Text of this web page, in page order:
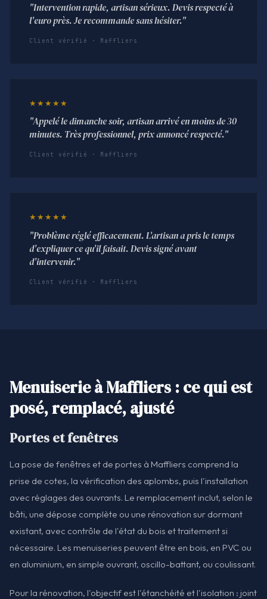
"Intervention rapide, artisan sérieux. Devis respecté à
l'euro près. Je recommande sans hésiter."
Client vérifié · Maffliers
★★★★★
"Appelé le dimanche soir, artisan arrivé en moins de 30
minutes. Très professionnel, prix annoncé respecté."
Client vérifié · Maffliers
★★★★★
"Problème réglé efficacement. L'artisan a pris le temps
d'expliquer ce qu'il faisait. Devis signé avant
d'intervenir."
Client vérifié · Maffliers
Menuiserie à Maffliers : ce qui est
posé, remplacé, ajusté
Portes et fenêtres
La pose de fenêtres et de portes à Maffliers comprend la
prise de cotes, la vérification des aplombs, puis l'installation
avec réglages des ouvrants. Le remplacement inclut, selon le
bâti, une dépose complète ou une rénovation sur dormant
existant, avec contrôle de l'état du bois et traitement si
nécessaire. Les menuiseries peuvent être en bois, en PVC ou
en aluminium, en simple ouvrant, oscillo-battant, ou coulissant.
Pour la rénovation, l'objectif est l'étanchéité et l'isolation : joint